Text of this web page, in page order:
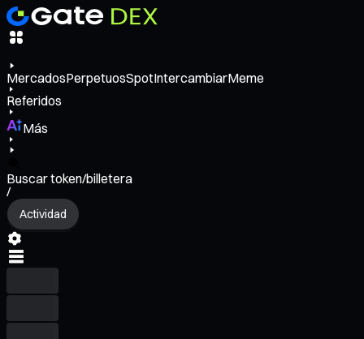
MercadosPerpetuosSpotIntercambiarMeme
Referidos
Más
Buscar token/billetera
/
Actividad